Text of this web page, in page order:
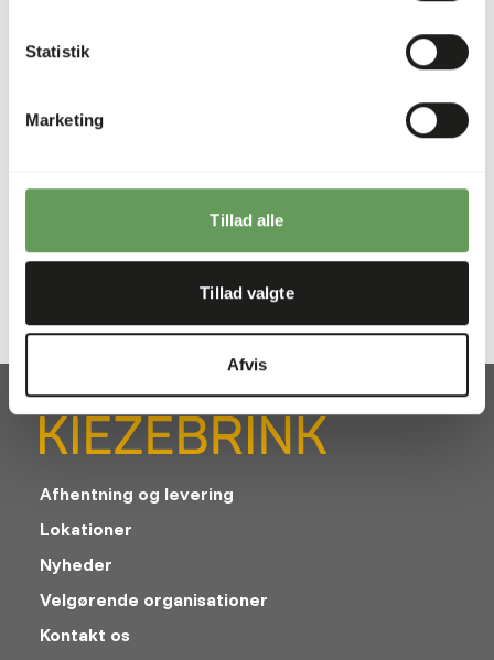
Statistik
Marketing
Tillad alle
Tillad valgte
Afvis
venligst linket til hjemmesiden.
Råaske
Protein
5% Fedtindhold 1%
Afhentning og levering
Lokationer
Nyheder
Velgørende organisationer
Kontakt os